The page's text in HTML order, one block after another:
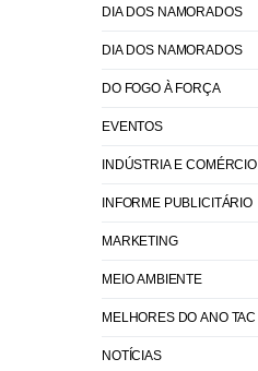
DIA DOS NAMORADOS
DIA DOS NAMORADOS
DO FOGO À FORÇA
EVENTOS
INDÚSTRIA E COMÉRCIO
INFORME PUBLICITÁRIO
MARKETING
MEIO AMBIENTE
MELHORES DO ANO TAC
NOTÍCIAS